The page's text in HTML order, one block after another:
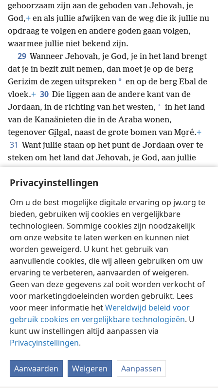
Privacyinstellingen
Om u de best mogelijke digitale ervaring op jw.org te
bieden, gebruiken wij cookies en vergelijkbare
technologieën. Sommige cookies zijn noodzakelijk
om onze website te laten werken en kunnen niet
worden geweigerd. U kunt het gebruik van
aanvullende cookies, die wij alleen gebruiken om uw
ervaring te verbeteren, aanvaarden of weigeren.
Geen van deze gegevens zal ooit worden verkocht of
voor marketingdoeleinden worden gebruikt. Lees
voor meer informatie hetWereldwijd beleid voor
gebruik cookies en vergelijkbare technologieën. U
kunt uw instellingen altijd aanpassen via
Privacyinstellingen.
Aanvaarden Weigeren Aanpassen
gehoorzaam zijn aan de geboden van Jehovah, je
God,+ en als jullie afwijken van de weg die ik jullie nu
opdraag te volgen en andere goden gaan volgen,
waarmee jullie niet bekend zijn.
29 Wanneer Jehovah, je God, je in het land brengt
dat je in bezit zult nemen, dan moet je op de berg
Ge̱rizim de zegen uitspreken * en op de berg E̱bal de
vloek.+ 30 Die liggen aan de andere kant van de
Jordaan, in de richting van het westen, * in het land
van de Kanaänieten die in de Ara̱ba wonen,
tegenover Gi̱lgal, naast de grote bomen van Mo̱ré.+
31 Want jullie staan op het punt de Jordaan over te
steken om het land dat Jehovah, je God, aan jullie
Wanneer jullie het in bezit hebben genomen en er
alle voorschriften en rechterlijke beslissingen die ik
jullie vandaag voorhoud.
Nederlands Delen Instellingen
Copyright © 2026 Watch Tower Bible and Tract Society of Pennsylvania
Gebruiksvoorwaarden Privacybeleid
Privacyinstellingen
JW.ORG
Inloggen